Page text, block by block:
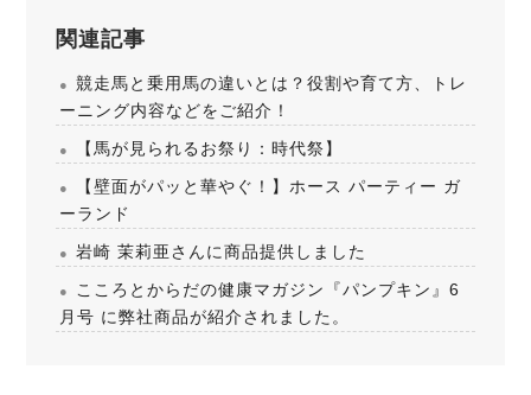
関連記事
競走馬と乗用馬の違いとは？役割や育て方、トレ
ーニング内容などをご紹介！
【馬が見られるお祭り：時代祭】
【壁面がパッと華やぐ！】ホース パーティー ガ
ーランド
岩崎 茉莉亜さんに商品提供しました
こころとからだの健康マガジン『パンプキン』6
月号 に弊社商品が紹介されました。